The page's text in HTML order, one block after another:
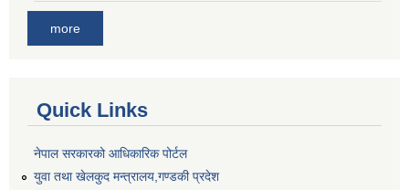
more
Quick Links
नेपाल सरकारको आधिकारिक पोर्टल
युवा तथा खेलकुद मन्त्रालय,गण्डकी प्रदेश